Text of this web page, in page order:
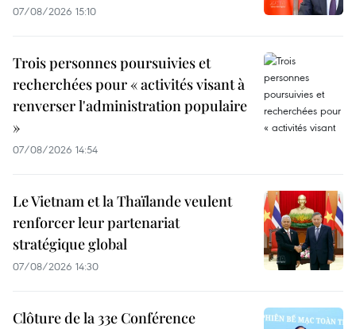
07/08/2026 15:10
Trois personnes poursuivies et
recherchées pour « activités visant à
renverser l'administration populaire
»
07/08/2026 14:54
Le Vietnam et la Thaïlande veulent
renforcer leur partenariat
stratégique global
07/08/2026 14:30
Clôture de la 33e Conférence